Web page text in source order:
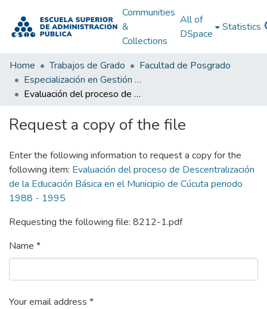
Communities
&
Collections
All of
DSpace
Statistics
Home Trabajos de Grado
Facultad de Posgrado
Especialización en Gestión Pública
Evaluación del proceso de Descentralización de la Educación Básica en el Municipio de Cúcuta periodo 1988 - 1995
Request a copy of the file
Enter the following information to request a copy for the
following item: Evaluación del proceso de Descentralización
de la Educación Básica en el Municipio de Cúcuta periodo
1988 - 1995
Requesting the following file: 8212-1.pdf
Name *
Your email address *